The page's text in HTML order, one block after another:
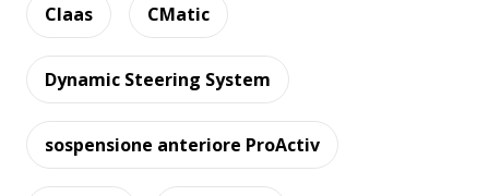
Claas CMatic
Dynamic Steering System
sospensione anteriore ProActiv